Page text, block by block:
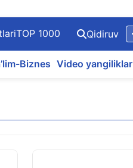
TOP 1000 Qidiruv
Biznes Video yangiliklar